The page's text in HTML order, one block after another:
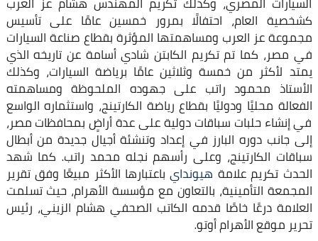
كشخصية العام، احتفالًا بمرور خمسين عامًا على تأسيس
مجموعة عز العرب ومساهمتها المؤثرة بقطاع صناعة السيارات
في مصر، كما تم تكريم الكابتن شادي أسامة عن تاريخه الذي
يمتد لأكثر من خمسة وثلاثين عامًا برياضة السيارات، وكذلك
الأستاذ محمود راتب على جهوده الملحوظة ومساهمته
الفعالة محليًا ودوليًا بقطاع رياضة الكارتينج، واستثماره الواسع
في إنشاء حلبات سباقات دولية على عدة أراضٍ بمحافظات مصر،
إلى جانب دوره البارز في إعداد وتنشئة أجيال جديدة من أبطال
سباقات الكارتينج، وعلى رأسهم نجله محمد راتب. كما شهد
الحدث تكريم علامة هيوندايباعتبارها الأكثر مبيعًا وفق تقرير
المجمعة التأمينية، بالتعاون مع مؤسسة الأهرام، حيث تسلمت
العلامة درعًا خاصًا قدمه الكاتب الصحفي هشام الزيني، رئيس
تحرير موقع الأهرام أوتو.